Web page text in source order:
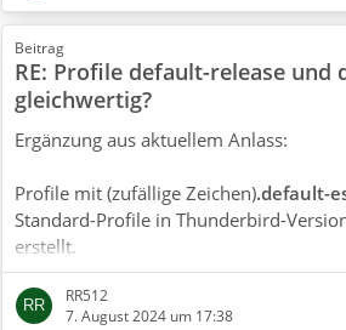
Wer wie ich Thunderbird seit Version
und sein Standard-Profil über jedes
Update und auf jeden neuen Rechner
hat, arbeitet auch heute noch…
Beitrag
RE: Profile default-release und
gleichwertig?
Ergänzung aus aktuellem Anlass:
Profile mit (zufällige Zeichen).default-
Standard-Profile in Thunderbird-
erstellt.
RR512
7. August 2024 um 17:38